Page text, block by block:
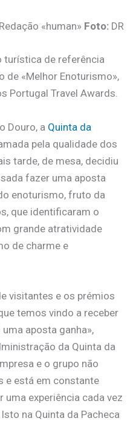
Redação «human» Foto: DR
turística de referência
de «Melhor Enoturismo»,
Portugal Travel Awards.
Douro, a Quinta da
pela qualidade dos
tarde, de mesa, decidiu
fazer uma aposta
enoturismo, fruto da
que identificaram o
grande atratividade
de charme e
visitantes e os prémios
temos vindo a receber
aposta ganha»,
da Quinta da
e o grupo não
e está em constante
uma experiência cada vez
na Quinta da Pacheca